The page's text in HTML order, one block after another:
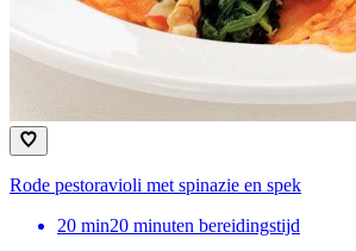
Rode pestoravioli met spinazie en spek
20 min20 minuten bereidingstijd